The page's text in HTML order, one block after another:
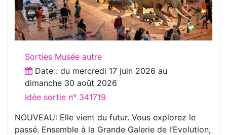
Sorties Musée autre
Date : du mercredi 17 juin 2026 au
dimanche 30 août 2026
Idée sortie n° 341719
NOUVEAU: Elle vient du futur. Vous explorez le
passé. Ensemble à la Grande Galerie de l’Evolution,